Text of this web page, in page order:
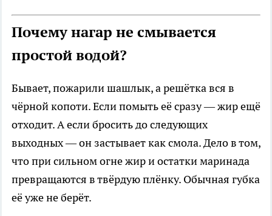
Почему нагар не смывается
простой водой?
Бывает, пожарили шашлык, а решётка вся в
чёрной копоти. Если помыть её сразу — жир ещё
отходит. А если бросить до следующих
выходных — он застывает как смола. Дело в том,
что при сильном огне жир и остатки маринада
превращаются в твёрдую плёнку. Обычная губка
её уже не берёт.